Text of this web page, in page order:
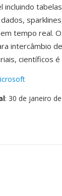
incluindo
tempo real.
intercâmbio
científicos
: 30 de janeiro